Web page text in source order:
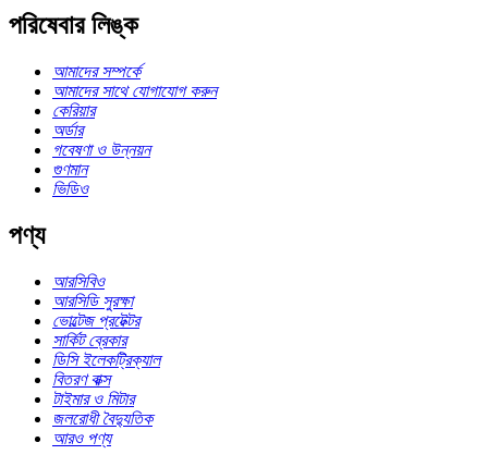
পরিষেবার লিঙ্ক
আমাদের সম্পর্কে
আমাদের সাথে যোগাযোগ করুন
কেরিয়ার
অর্ডার
গবেষণা ও উন্নয়ন
গুণমান
ভিডিও
পণ্য
আরসিবিও
আরসিডি সুরক্ষা
ভোল্টেজ প্রটেক্টর
সার্কিট ব্রেকার
ডিসি ইলেকট্রিক্যাল
বিতরণ বাক্স
টাইমার ও মিটার
জলরোধী বৈদ্যুতিক
আরও পণ্য